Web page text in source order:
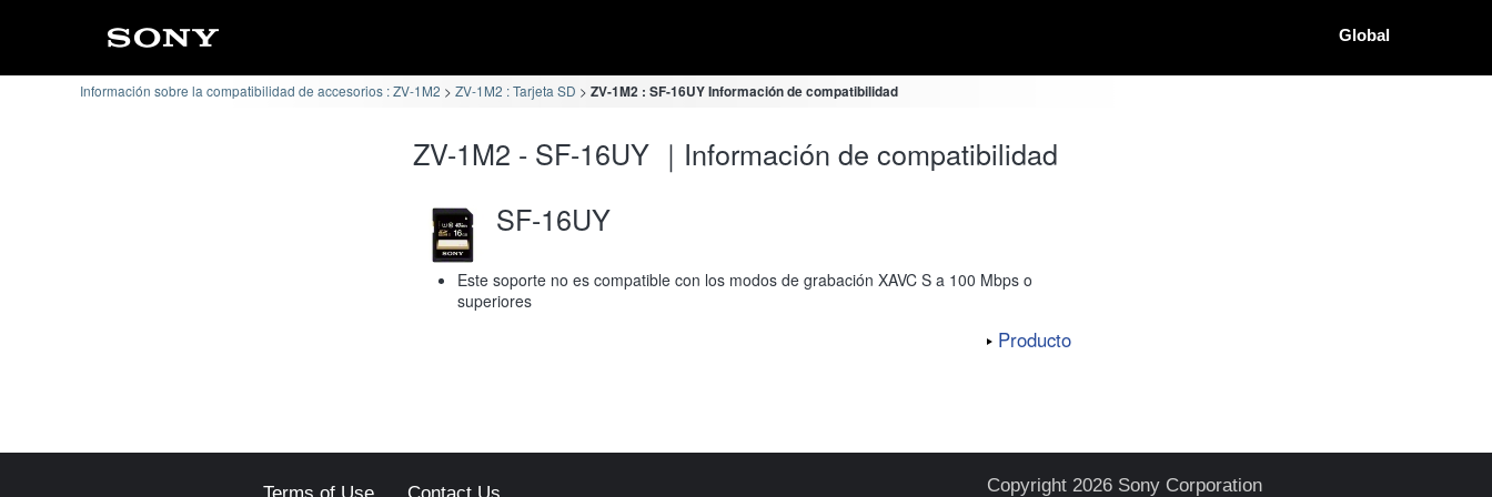
Global
Información sobre la compatibilidad de accesorios : ZV-1M2 ZV-1M2 : Tarjeta SD ZV-1M2 : SF-16UY Información de compatibilidad
ZV-1M2 - SF-16UY ｜Información de compatibilidad
SF-16UY
Este soporte no es compatible con los modos de grabación XAVC S a 100 Mbps o
superiores
Producto
Copyright 2026 Sony Corporation